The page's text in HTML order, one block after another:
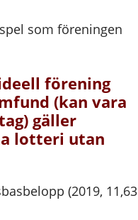
som föreningen
förening
(kan vara
gäller
lotteri utan
(2019, 11,63